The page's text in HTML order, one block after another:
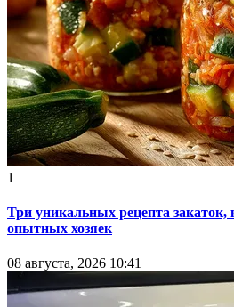
1
Три уникальных рецепта закаток,
опытных хозяек
08 августа, 2026 10:41